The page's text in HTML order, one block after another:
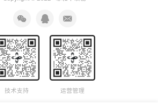
技术支持 运营管理